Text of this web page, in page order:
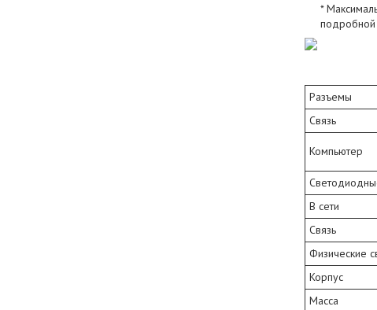
*
подробной
Разъемы
Связь
Компьютер
В сети
Связь
Физические
Корпус
Масса